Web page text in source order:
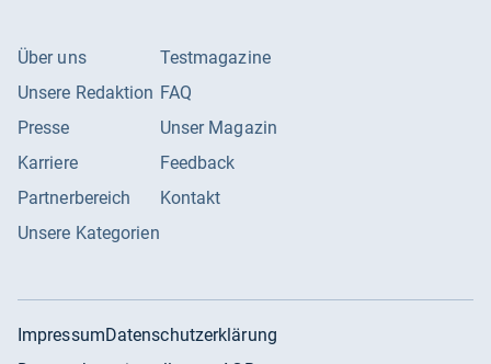
Über uns
Unsere Redaktion
Presse
Karriere
Partnerbereich
Unsere Kategorien
Testmagazine
FAQ
Unser Magazin
Feedback
Kontakt
ImpressumDatenschutzerklärung